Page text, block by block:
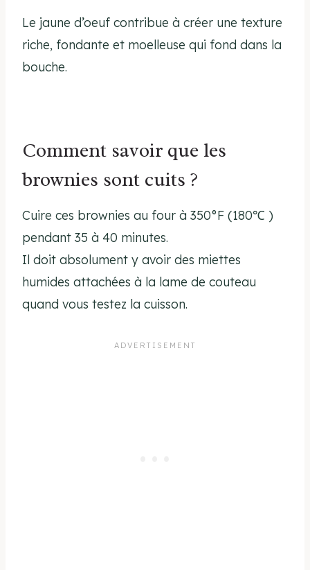
Le jaune d’oeuf contribue à créer une texture
riche, fondante et moelleuse qui fond dans la
bouche.
Comment savoir que les
brownies sont cuits ?
Cuire ces brownies au four à 350°F (180℃ )
pendant 35 à 40 minutes.
Il doit absolument y avoir des miettes
humides attachées à la lame de couteau
quand vous testez la cuisson.